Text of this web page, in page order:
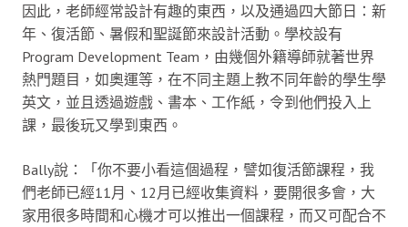
因此，老師經常設計有趣的東西，以及通過四大節日：新
年、復活節、暑假和聖誕節來設計活動。學校設有
Program Development Team，由幾個外籍導師就著世界
熱門題目，如奧運等，在不同主題上教不同年齡的學生學
英文，並且透過遊戲、書本、工作紙，令到他們投入上
課，最後玩又學到東西。
Bally說：「你不要小看這個過程，譬如復活節課程，我
們老師已經11月、12月已經收集資料，要開很多會，大
家用很多時間和心機才可以推出一個課程，而又可配合不